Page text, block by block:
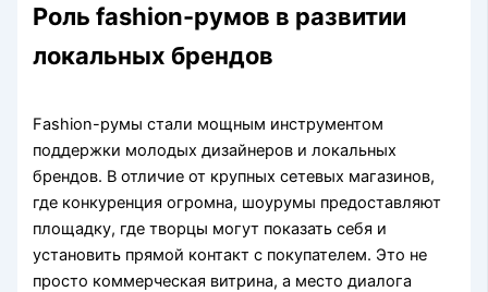
Роль fashion-румов в развитии
локальных брендов
Fashion-румы стали мощным инструментом
поддержки молодых дизайнеров и локальных
брендов. В отличие от крупных сетевых магазинов,
где конкуренция огромна, шоурумы предоставляют
площадку, где творцы могут показать себя и
установить прямой контакт с покупателем. Это не
просто коммерческая витрина, а место диалога